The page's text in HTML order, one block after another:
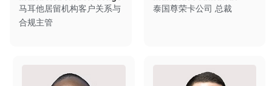
马耳他居留机构客户关系与
合规主管
泰国尊荣卡公司 总裁